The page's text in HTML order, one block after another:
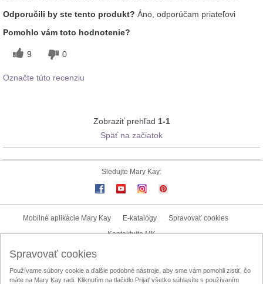
Odporučili by ste tento produkt? Áno, odporúčam priateľovi
Pomohlo vám toto hodnotenie?
9 0
Označte túto recenziu
Zobraziť prehľad 1-1
Späť na začiatok
Sledujte Mary Kay:
Mobilné aplikácie Mary Kay E-katalógy
Spravovať cookies
Kontaktujte MK
Mary Kay InTouch
Lokalizátor nezávislých kozmetických poradkýň
Spravovať cookies
Používame súbory cookie a ďalšie podobné nástroje, aby sme vám pomohli zistiť, čo
máte na Mary Kay radi. Kliknutím na tlačidlo Prijať všetko súhlasíte s používaním